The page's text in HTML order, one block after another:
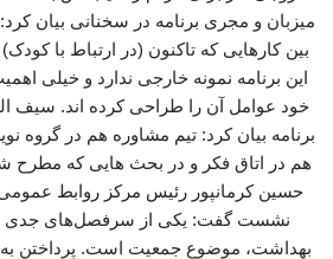
میزبان و مجری برنامه در سخنانی بیان
بین کارهایی که تاکنون (در ارتباط با
این برنامه نمونه خارجی ندارد و خیلی
خود عوامل آن را طراحی کرده اند. سیف
برنامه بیان کرد: تیم مشاوره هم در گروه
هم در اتاق فکر و در بحث هایی که مطرح
حسین کرمانپور رئیس مرکز روابط
نشست گفت: یکی از سرفصل‌های جدی
بهداشت، موضوع جمعیت است. پرداختن